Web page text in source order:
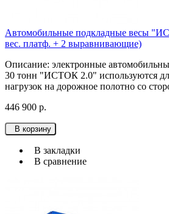
Автомобильные подкладные весы
вес. платф. + 2 выравнивающие)
Описание: электронные
30 тонн "ИСТОК 2.0" используются
нагрузок на дорожное полотно со
446 900 р.
В корзину
В закладки
В сравнение